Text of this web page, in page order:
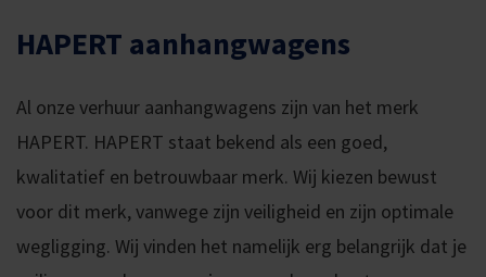
HAPERT aanhangwagens
Al onze verhuur aanhangwagens zijn van het merk
HAPERT. HAPERT staat bekend als een goed,
kwalitatief en betrouwbaar merk. Wij kiezen bewust
voor dit merk, vanwege zijn veiligheid en zijn optimale
wegligging. Wij vinden het namelijk erg belangrijk dat je